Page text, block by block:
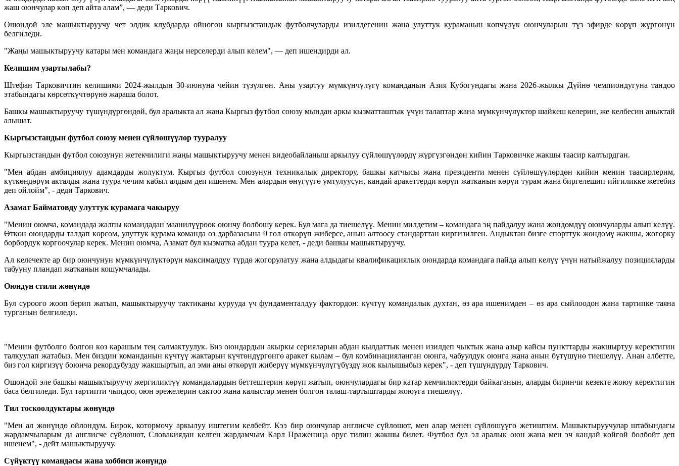
жаш оюнчулар көп деп айта алам”, — деди Таркович.
Ошондой эле машыктыруучу чет элдик клубдарда ойногон кыргызстандык футболчуларды изилдегенин жана улуттук кураманын көпчүлүк оюнчуларын түз эфирде көрүп жүргөнүн
белгиледи.
"Жаңы машыктыруучу катары мен командага жаңы нерселерди алып келем", — деп ишендирди ал.
Келишим узартылабы?
Штефан Тарковичтин келишими 2024-жылдын 30-июнуна чейин түзүлгөн. Аны узартуу мүмкүнчүлүгү команданын Азия Кубогундагы жана 2026-жылкы Дүйнө чемпиондугуна тандоо
этабындагы көрсөткүчтөрүнө жараша болот.
Башкы машыктыруучу түшүндүргөндөй, бул аралыкта ал жана Кыргыз футбол союзу мындан аркы кызматташтык үчүн талаптар жана мүмкүнчүлүктөр шайкеш келерин, же келбесин аныктай
алышат.
Кыргызстандын футбол союзу менен сүйлөшүүлөр тууралуу
Кыргызстандын футбол союзунун жетекчилиги жаңы машыктыруучу менен видеобайланыш аркылуу сүйлөшүүлөрдү жүргүзгөндөн кийин Тарковичке жакшы таасир калтырдган.
"Мен абдан амбициялуу адамдарды жолуктум. Кыргыз футбол союзунун техникалык директору, башкы катчысы жана президенти менен сүйлөшүүлөрдөн кийин менин таасирлерим,
күткөндөрүм акталды жана туура чечим кабыл алдым деп ишенем. Мен алардын өнүгүүгө умтулуусун, кандай аракеттерди көрүп жатканын көрүп турам жана биргелешип ийгиликке жетебиз
деп ойлойм", - деди Таркович.
Азамат Байматовду улуттук курамага чакыруу
"Менин оюмча, командада жалпы командадан маанилүүрөөк оюнчу болбошу керек. Бул мага да тиешелүү. Менин милдетим – командага эң пайдалуу жана жөндөмдүү оюнчуларды алып келүү.
Өткөн оюндарды талдап көрсөм, улуттук курама команда өз дарбазасына 9 гол өткөрүп жиберсе, анын алтоосу стандарттан киргизилген. Андыктан бизге спорттук жөндөмү жакшы, жогорку
борбордук коргоочулар керек. Менин оюмча, Азамат бул кызматка абдан туура келет, - деди башкы машыктыруучу.
Ал келечекте ар бир оюнчунун мүмкүнчүлүктөрүн максималдуу түрдө жогорулатуу жана алдыдагы квалификациялык оюндарда командага пайда алып келүү үчүн натыйжалуу позицияларды
табууну пландап жатканын кошумчалады.
Оюндун стили жөнүндө
Бул суроого жооп берип жатып, машыктыруучу тактиканы курууда үч фундаменталдуу фактордон: күчтүү командалык духтан, өз ара ишенимден – өз ара сыйлоодон жана тартипке таяна
турганын белгиледи.
"Менин футболго болгон көз карашым тең салмактуулук. Биз оюндардын акыркы серияларын абдан кылдаттык менен изилдеп чыктык жана азыр кайсы пункттарды жакшыртуу керектигин
талкуулап жатабыз. Мен биздин команданын күчтүү жактарын күчтөндүргөнгө аракет кылам – бул комбинацияланган оюнга, чабуулдук оюнга жана анын бүтүшүнө тиешелүү. Анан албетте,
биз гол киргизүү боюнча рекордубузду жакшыртып, ал эми аны өткөрүп жиберүү мүмкүнчүлүгүбүздү жок кылышыбыз керек", - деп түшүндүрдү Таркович.
Ошондой эле башкы машыктыруучу жергиликтүү командалардын беттештерин көрүп жатып, оюнчулардагы бир катар кемчиликтерди байкаганын, аларды биринчи кезекте жоюу керектигин
баса белгиледи. Бул тартипти чыңдоо, оюн эрежелерин сактоо жана калыстар менен болгон талаш-тартыштарды жоюуга тиешелүү.
Тил тоскоолдуктары жөнүндө
"Мен ал жөнүндө ойлондум. Бирок, котормочу аркылуу иштегим келбейт. Кээ бир оюнчулар англисче сүйлөшөт, мен алар менен сүйлөшүүгө жетиштим. Машыктыруучулар штабындагы
жардамчыларым да англисче сүйлөшөт, Словакиядан келген жардамчым Карл Праженица орус тилин жакшы билет. Футбол бул эл аралык оюн жана мен эч кандай көйгөй болбойт деп
ишенем", - дейт машыктыруучу.
Сүйүктүү командасы жана хоббиси жөнүндө